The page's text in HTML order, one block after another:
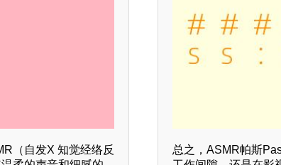
（自发X 知觉经络反
总之，ASMR帕斯